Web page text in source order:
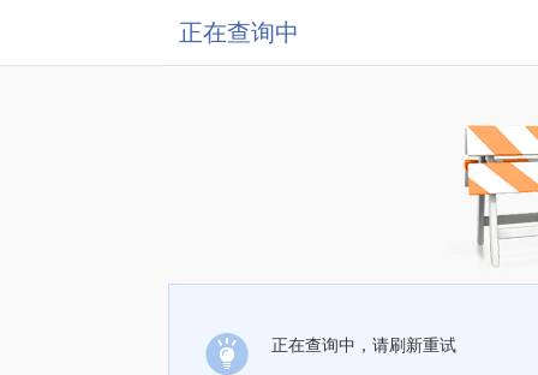
正在查询中
正在查询中，请刷新重试